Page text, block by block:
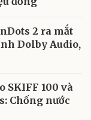
2 ra mắt
Dolby Audio,
SKIFF 100 và
Chống nước